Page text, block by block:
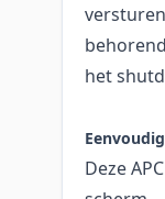
het
Deze